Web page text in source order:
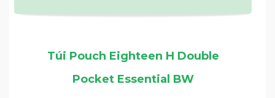
Túi Pouch Eighteen H Double
Pocket Essential BW